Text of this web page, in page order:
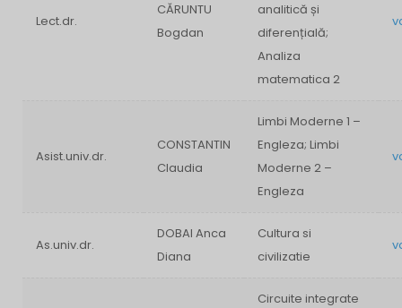
Lect.dr.
CĂRUNTU
Bogdan
analitică și
diferențială;
Analiza
matematica 2
Asist.univ.dr.
CONSTANTIN
Claudia
Limbi Moderne 1 –
Engleza; Limbi
Moderne 2 –
Engleza
As.univ.dr.
DOBAI Anca
Diana
Cultura si
civilizatie
Circuite integrate